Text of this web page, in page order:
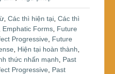
st
,Các thì hiện tại ,Các thì
Emphatic Forms, Future
Progressive
Future
Hiện tại hoàn thành
thức nhấn mạnh
Past
Progressive
Past